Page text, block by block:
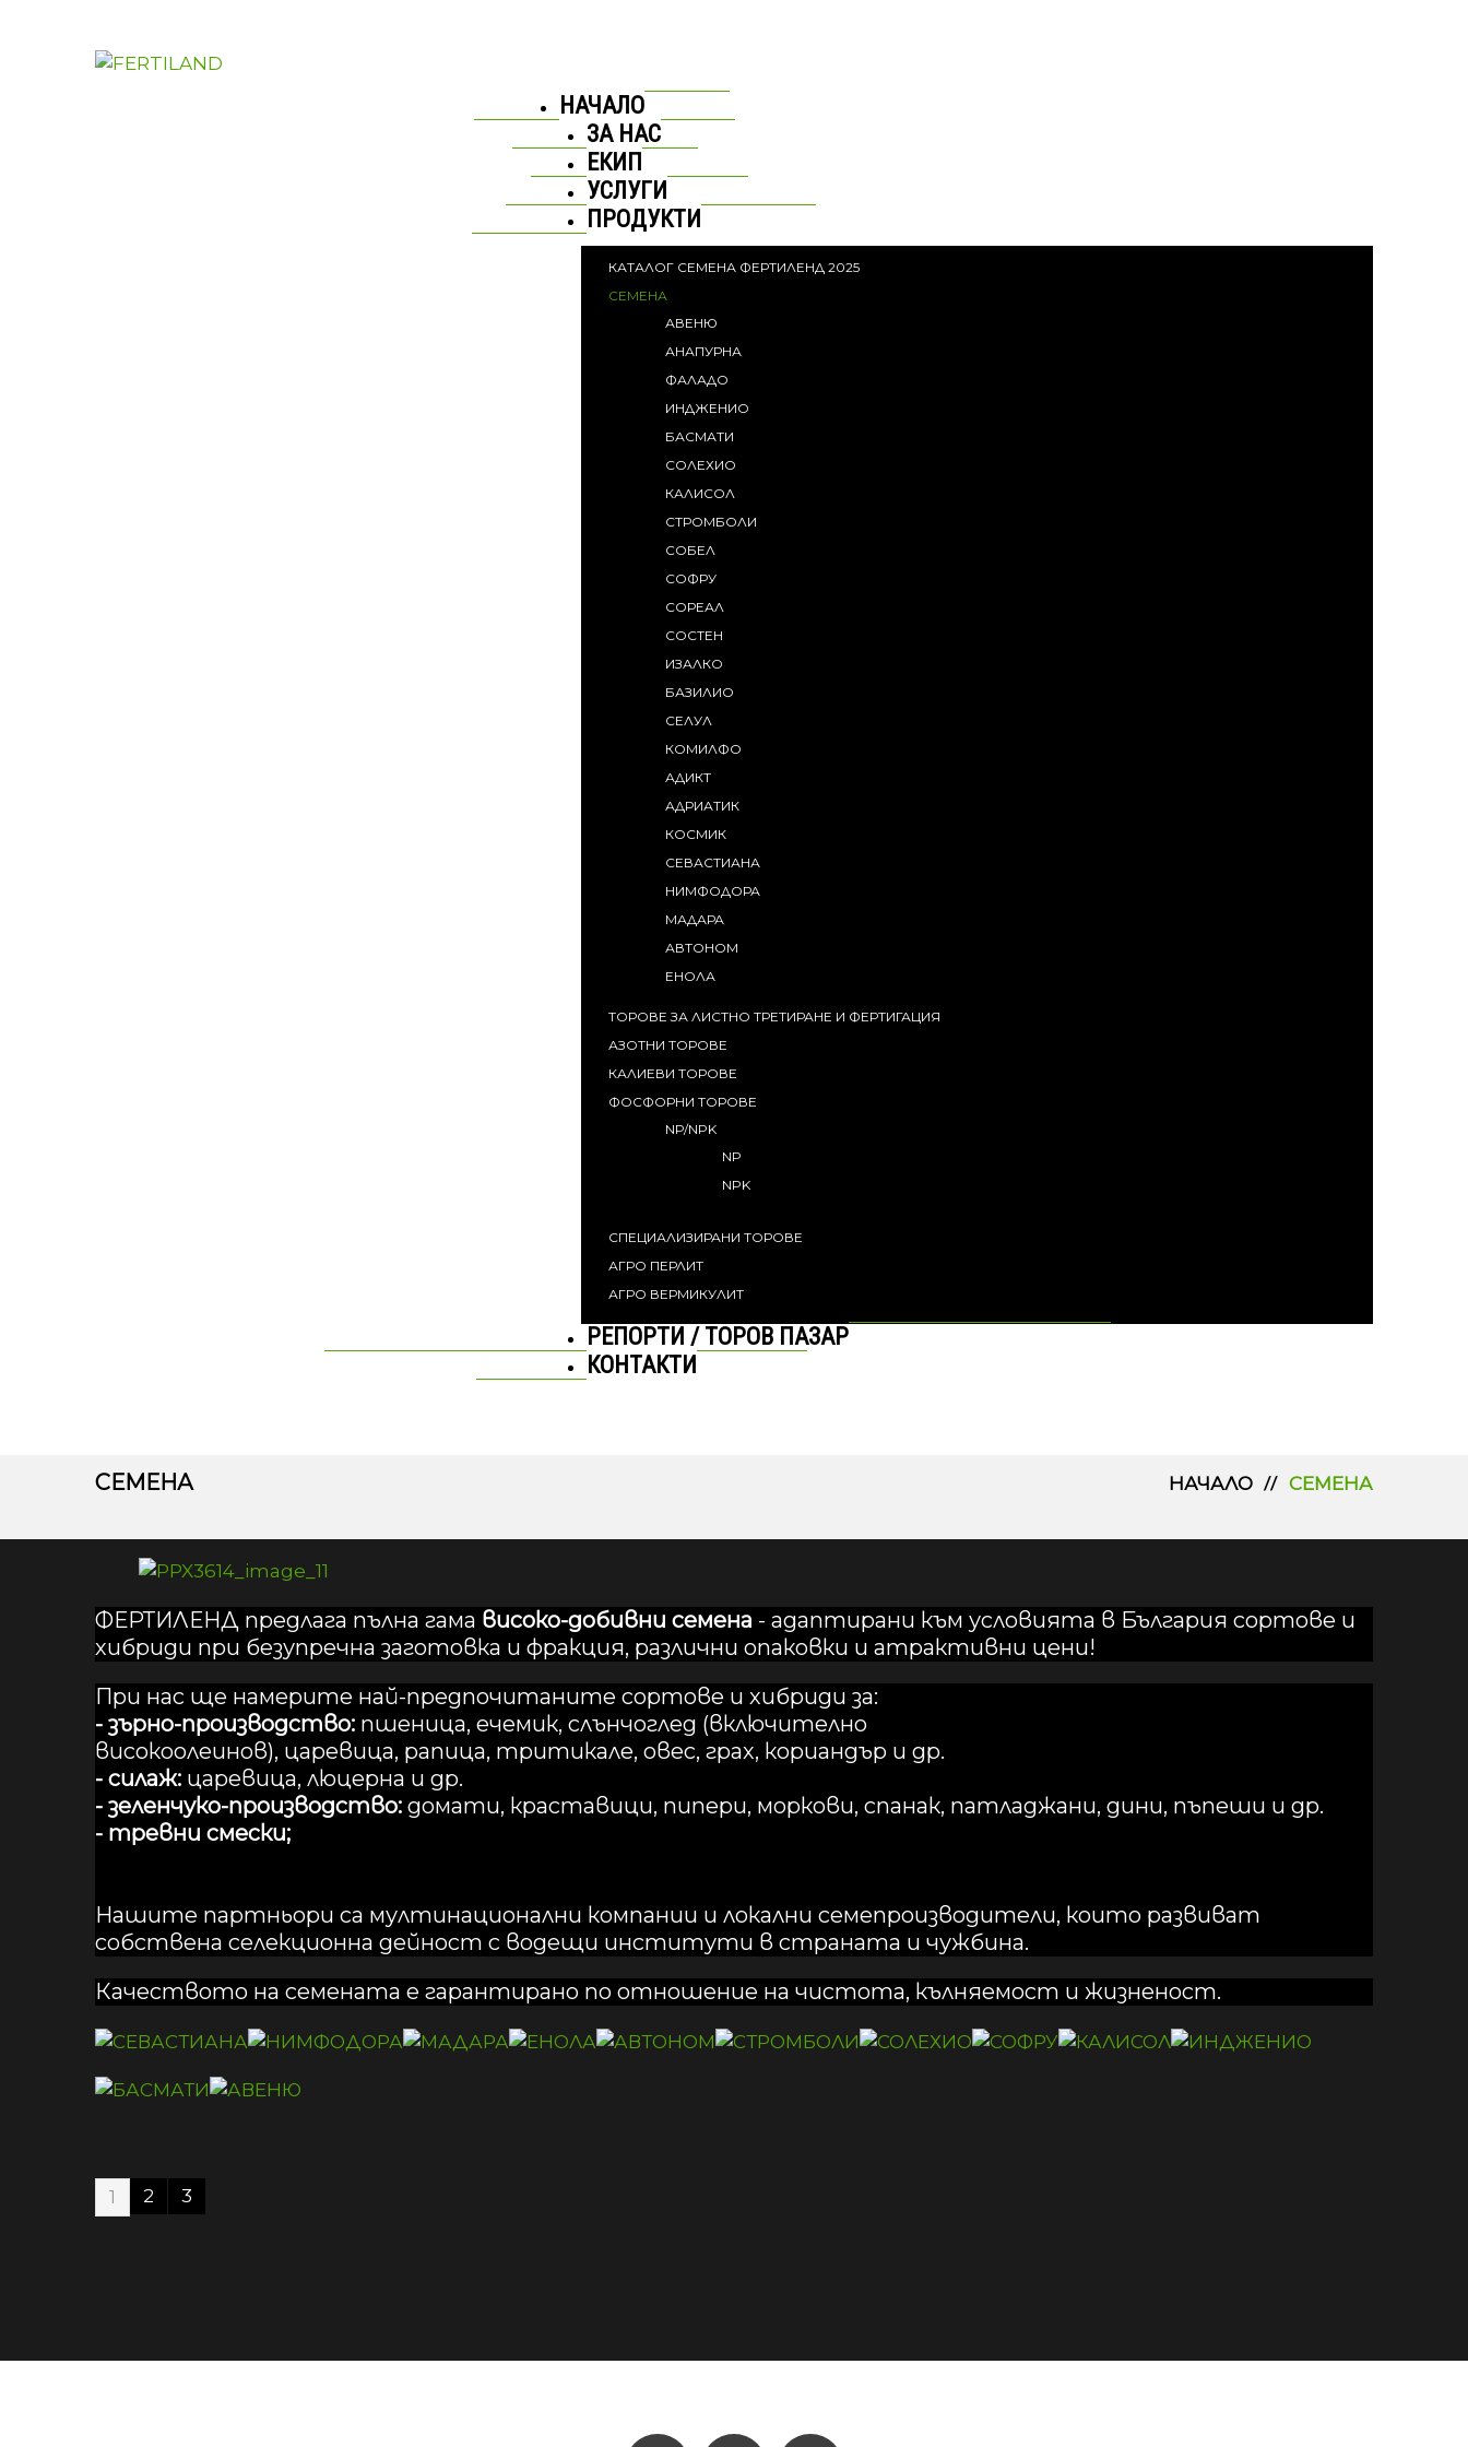
НАЧАЛО
ЗА НАС
ЕКИП
УСЛУГИ
ПРОДУКТИ
КАТАЛОГ СЕМЕНА ФЕРТИЛЕНД 2025
СЕМЕНА
АВЕНЮ
АНАПУРНА
ФАЛАДО
ИНДЖЕНИО
БАСМАТИ
СОЛЕХИО
КАЛИСОЛ
СТРОМБОЛИ
СОБЕЛ
СОФРУ
СОРЕАЛ
СОСТЕН
ИЗАЛКО
БАЗИЛИО
СЕЛУЛ
КОМИЛФО
АДИКТ
АДРИАТИК
КОСМИК
СЕВАСТИАНА
НИМФОДОРА
МАДАРА
АВТОНОМ
ЕНОЛА
ТОРОВЕ ЗА ЛИСТНО ТРЕТИРАНЕ И ФЕРТИГАЦИЯ
АЗОТНИ ТОРОВЕ
КАЛИЕВИ ТОРОВЕ
ФОСФОРНИ ТОРОВЕ
NP/NPK
NP
NPK
СПЕЦИАЛИЗИРАНИ ТОРОВЕ
АГРО ПЕРЛИТ
АГРО ВЕРМИКУЛИТ
РЕПОРТИ / ТОРОВ ПАЗАР
КОНТАКТИ
СЕМЕНА НАЧАЛО СЕМЕНА
ФЕРТИЛЕНД предлага пълна гама високо-добивни семена - адаптирани към условията в България сортове и
хибриди при безупречна заготовка и фракция, различни опаковки и атрактивни цени!
При нас ще намерите най-предпочитаните сортове и хибриди за:
- зърно-производство: пшеница, ечемик, слънчоглед (включително
високоолеинов), царевица, рапица, тритикале, овес, грах, кориандър и др.
- силаж: царевица, люцерна и др.
- зеленчуко-производство: домати, краставици, пипери, моркови, спанак, патладжани, дини, пъпеши и др.
- тревни смески;
Нашите партньори са мултинационални компании и локални семепроизводители, които развиват
собствена селекционна дейност с водещи институти в страната и чужбина.
Качеството на семената е гарантирано по отношение на чистота, кълняемост и жизненост.
1 2 3